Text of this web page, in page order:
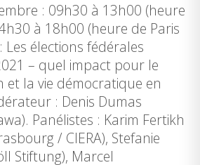
: 09h30 à 13h00 (heure
à 18h00 (heure de Paris
Les élections fédérales
– quel impact pour le
et la vie démocratique en
: Denis Dumas
Panélistes : Karim Fertikh
/ CIERA), Stefanie
Stiftung), Marcel